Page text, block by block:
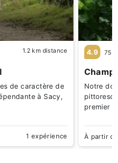
1.2 km distance
de caractère de
à Sacy,
1 expérience
4.9 75
Notre
premier
À partir